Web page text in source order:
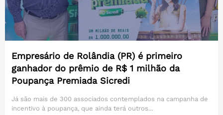
Empresário de Rolândia (PR) é primeiro
ganhador do prêmio de R$ 1 milhão da
Poupança Premiada Sicredi
Já são mais de 300 associados contemplados na campanha de
incentivo à poupança, que ainda terá outros...